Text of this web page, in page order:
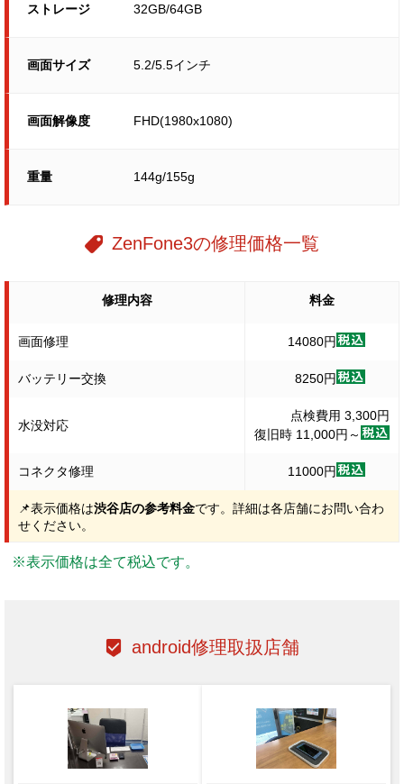
ストレージ 32GB/64GB
画面サイズ 5.2/5.5インチ
画面解像度 FHD(1980x1080)
重量 144g/155g
ZenFone3の修理価格一覧
修理内容 料金
画面修理 14080円
バッテリー交換 8250円
水没対応
点検費用 3,300円
復旧時 11,000円～
コネクタ修理 11000円
📌表示価格は渋谷店の参考料金です。詳細は各店舗にお問い合わ
せください。
※表示価格は全て税込です。
android修理取扱店舗